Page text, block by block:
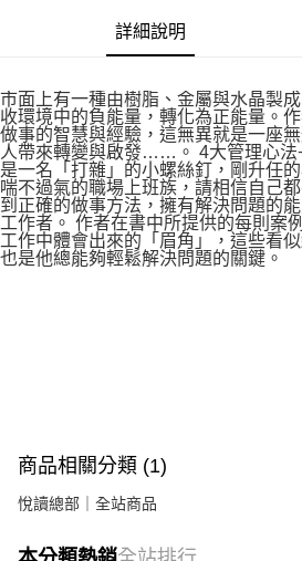
詳細說明
市面上有一種由樹脂、金屬與水晶製
收環境中的負能量，轉化為正能量。
做事的智慧與經驗，這無異就是一座
人帶來轉變與啟發……。 4大管理心法
是一名「打雜」的小螺絲釘，剛升任
喘不過氣的職場上班族，請相信自己
到正確的做事方法，擁有解決問題的
工作者。 作者在書中所提供的每則案
工作中體會出來的「眉角」，這些看
也是他總能夠輕鬆解決問題的關鍵。
商品相關分類 (1)
悅讀總部｜全站商品